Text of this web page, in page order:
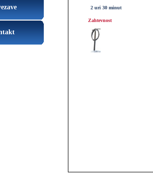
2 uri 30 minut
Zahtevnost